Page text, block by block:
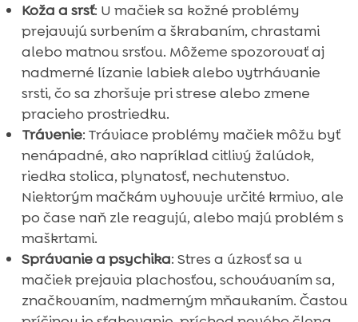
Koža a srsť: U mačiek sa kožné problémy
prejavujú svrbením a škrabaním, chrastami
alebo matnou srsťou. Môžeme spozorovať aj
nadmerné lízanie labiek alebo vytrhávanie
srsti, čo sa zhoršuje pri strese alebo zmene
pracieho prostriedku.
Trávenie: Tráviace problémy mačiek môžu byť
nenápadné, ako napríklad citlivý žalúdok,
riedka stolica, plynatosť, nechutenstvo.
Niektorým mačkám vyhovuje určité krmivo, ale
po čase naň zle reagujú, alebo majú problém s
maškrtami.
Správanie a psychika: Stres a úzkosť sa u
mačiek prejavia plachosťou, schovávaním sa,
značkovaním, nadmerným mňaukaním. Častou